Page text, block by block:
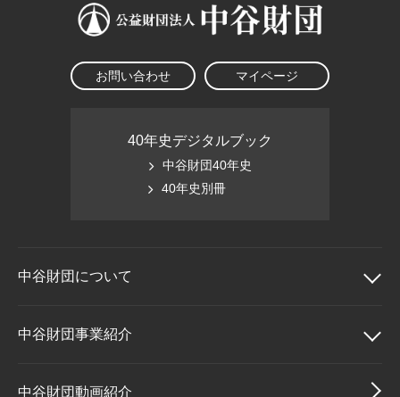
お問い合わせ マイページ
40年史デジタルブック
中谷財団40年史
40年史別冊
中谷財団について
中谷財団について
理事長挨拶
中谷財団事業紹介
中谷財団事業紹介
中谷財団動画紹介